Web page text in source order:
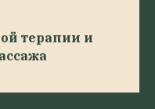
терапии и